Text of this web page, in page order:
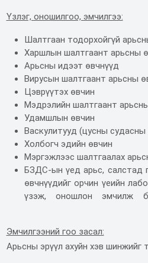
Үзлэг, оношилгоо, эмчилгээ:
Шалтгаан тодорхойгүй
Харшлын шалтгаант арьсны
Арьсны идээт өвчнүүд
Вирусын шалтгаант арьсны
Цэврүүтэх өвчин
Мэдрэлийн шалтгаант
Удамшлын өвчин
Васкулитууд (цусны судасны
Холбогч эдийн өвчин
Мэргэжлээс шалтгаалах
БЗДС-ын үед арьс, салстад
өвчнүүдийг орчин үеийн
үзэж, оношлон
Эмчилгээний гоо засал:
Арьсны эрүүл ахуйн хэв шинжийг